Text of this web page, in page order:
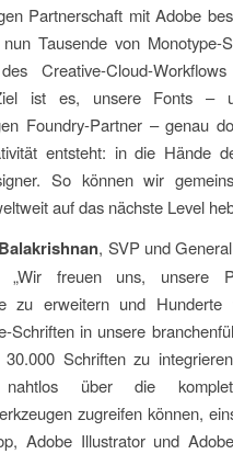
Partnerschaft mit Adobe
Tausende von Monotype-
Creative-Cloud-
ist es, unsere Fonts –
Foundry-Partner – genau
entsteht: in die Hände
So können wir
auf das nächste Level
, SVP und
„Wir freuen uns, unsere
zu erweitern und Hunderte
Schriften in unsere
Schriften zu
nahtlos über die
zugreifen können,
Adobe Illustrator und